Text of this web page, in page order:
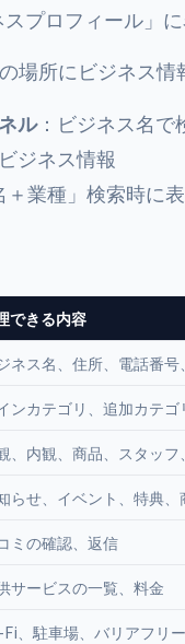
プロフィール」に
場所にビジネス情
ル：ビジネス名で
ジネス情報
＋業種」検索時に
できる内容
ネス名、住所、電話番
ンカテゴリ、追加カテゴ
、内観、商品、スタッ
らせ、イベント、特典、
ミの確認、返信
サービスの一覧、料金
、駐車場、バリアフリ